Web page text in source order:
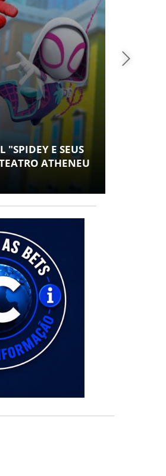
"SPIDEY E SEUS
ATHENEU